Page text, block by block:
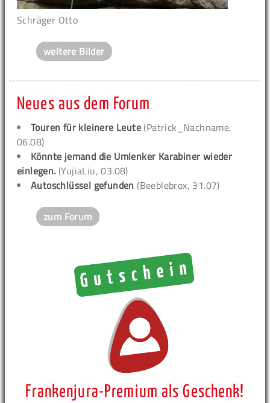
Schräger Otto
weitere Bilder
Neues aus dem Forum
Touren für kleinere Leute (Patrick_Nachname,
06.08)
Könnte jemand die Umlenker Karabiner wieder
einlegen. (YujiaLiu, 03.08)
Autoschlüssel gefunden (Beeblebrox, 31.07)
zum Forum
Frankenjura-Premium als Geschenk!